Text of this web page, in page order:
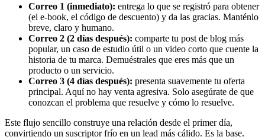
Correo 1 (inmediato): entrega lo que se registró para obtener
(el e-book, el código de descuento) y da las gracias. Manténlo
breve, claro y humano.
Correo 2 (2 días después): comparte tu post de blog más
popular, un caso de estudio útil o un video corto que cuente la
historia de tu marca. Demuéstrales que eres más que un
producto o un servicio.
Correo 3 (4 días después): presenta suavemente tu oferta
principal. Aquí no hay venta agresiva. Solo asegúrate de que
conozcan el problema que resuelve y cómo lo resuelve.
Este flujo sencillo construye una relación desde el primer día,
convirtiendo un suscriptor frío en un lead más cálido. Es la base.